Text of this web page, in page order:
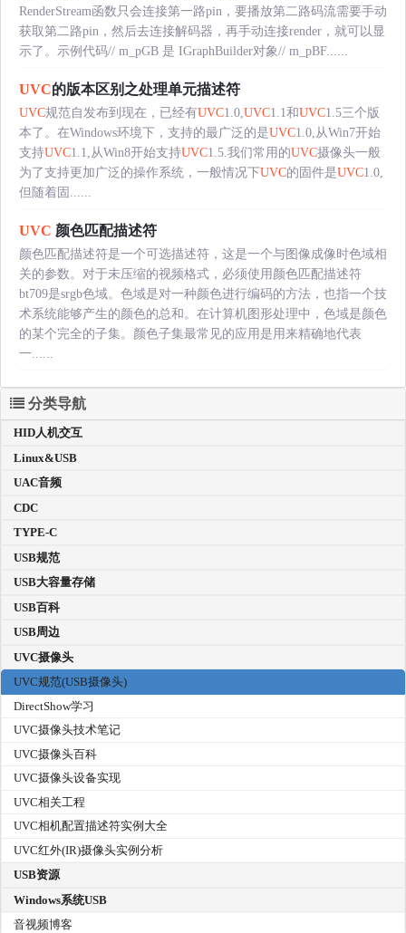
RenderStream函数只会连接第一路pin，要播放第二路码流需要手动
获取第二路pin，然后去连接解码器，再手动连接render，就可以显
示了。示例代码// m_pGB 是 IGraphBuilder对象// m_pBF......
UVC的版本区别之处理单元描述符
UVC规范自发布到现在，已经有UVC1.0,UVC1.1和UVC1.5三个版
本了。在Windows环境下，支持的最广泛的是UVC1.0,从Win7开始
支持UVC1.1,从Win8开始支持UVC1.5.我们常用的UVC摄像头一般
为了支持更加广泛的操作系统，一般情况下UVC的固件是UVC1.0,
但随着固......
UVC 颜色匹配描述符
颜色匹配描述符是一个可选描述符，这是一个与图像成像时色域相
关的参数。对于未压缩的视频格式，必须使用颜色匹配描述符
bt709是srgb色域。色域是对一种颜色进行编码的方法，也指一个技
术系统能够产生的颜色的总和。在计算机图形处理中，色域是颜色
的某个完全的子集。颜色子集最常见的应用是用来精确地代表
一......
分类导航
HID人机交互
Linux&USB
UAC音频
CDC
TYPE-C
USB规范
USB大容量存储
USB百科
USB周边
UVC摄像头
UVC规范(USB摄像头)
DirectShow学习
UVC摄像头技术笔记
UVC摄像头百科
UVC摄像头设备实现
UVC相关工程
UVC相机配置描述符实例大全
UVC红外(IR)摄像头实例分析
USB资源
Windows系统USB
音视频博客